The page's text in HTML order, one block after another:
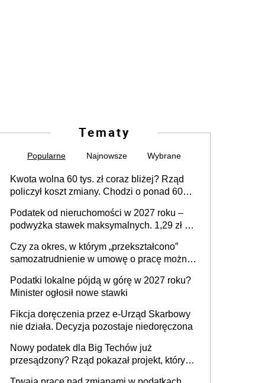
Tematy
Popularne Najnowsze Wybrane
Kwota wolna 60 tys. zł coraz bliżej? Rząd
policzył koszt zmiany. Chodzi o ponad 60
Podatek od nieruchomości w 2027 roku –
podwyżka stawek maksymalnych. 1,29 zł za
budynków i lokali związanych z
prowadzeniem działalności gospodarczej
Czy za okres, w którym „przekształcono”
samozatrudnienie w umowę o pracę można
umowy cywilnoprawnej jedynym
racjonalnym wyjściem
Podatki lokalne pójdą w górę w 2027 roku?
Minister ogłosił nowe stawki
Fikcja doręczenia przez e-Urząd Skarbowy
nie działa. Decyzja pozostaje niedoręczona
Nowy podatek dla Big Techów już
przesądzony? Rząd pokazał projekt, który